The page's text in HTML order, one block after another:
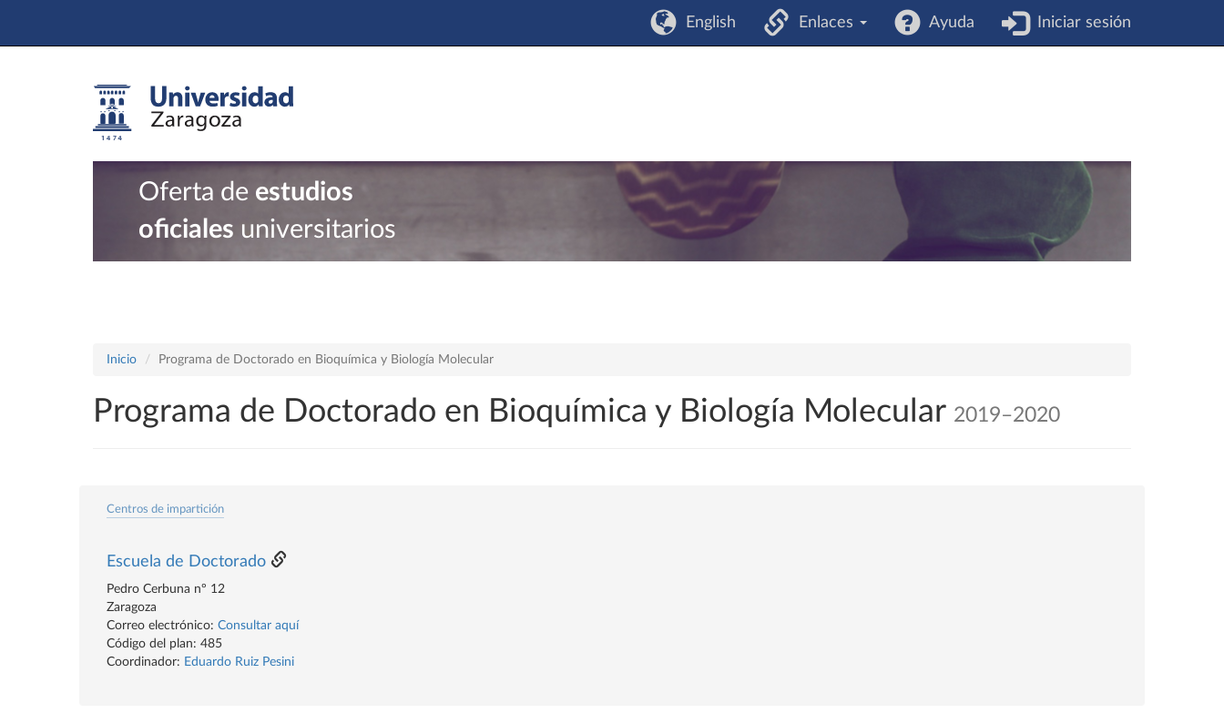
English Enlaces Ayuda Iniciar sesión
Oferta de estudios
oficiales universitarios
Inicio Programa de Doctorado en Bioquímica y Biología Molecular
Programa de Doctorado en Bioquímica y Biología Molecular 2019–2020
Centros de impartición
Escuela de Doctorado
Pedro Cerbuna nº 12
Zaragoza
Correo electrónico: Consultar aquí
Código del plan: 485
Coordinador: Eduardo Ruiz Pesini